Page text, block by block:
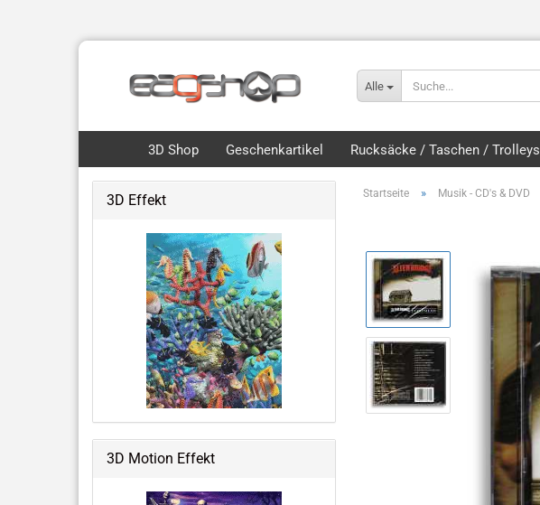
Alle
3D Shop
Royce 3D Collection Packs
3D Lesezeichen Hunde
Dinos & Drachen
Fische, Wale, Haie & mehr
Hunde & Katzen
Vögel & Fliegendes
Wüste & Dschungel-Tiere
weitere Tiermotive
Weltraum & Aliens
Grusliges, Halloween &
Fantastisches
Geschenkartikel Rucksäcke / Taschen / Trolleys
Startseite » Musik - CD's & DVD
3D Effekt
3D Motion Effekt